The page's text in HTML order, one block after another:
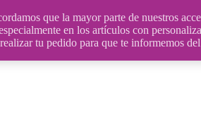
que la mayor parte de nuestros
en los artículos con
realizar tu pedido para que te informemos